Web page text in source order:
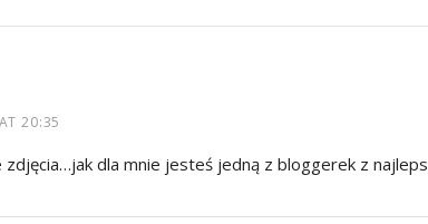
20:35
dla mnie jesteś jedną z bloggerek z